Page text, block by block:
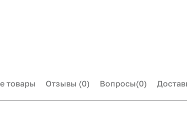
товары Отзывы (0) Вопросы(0)